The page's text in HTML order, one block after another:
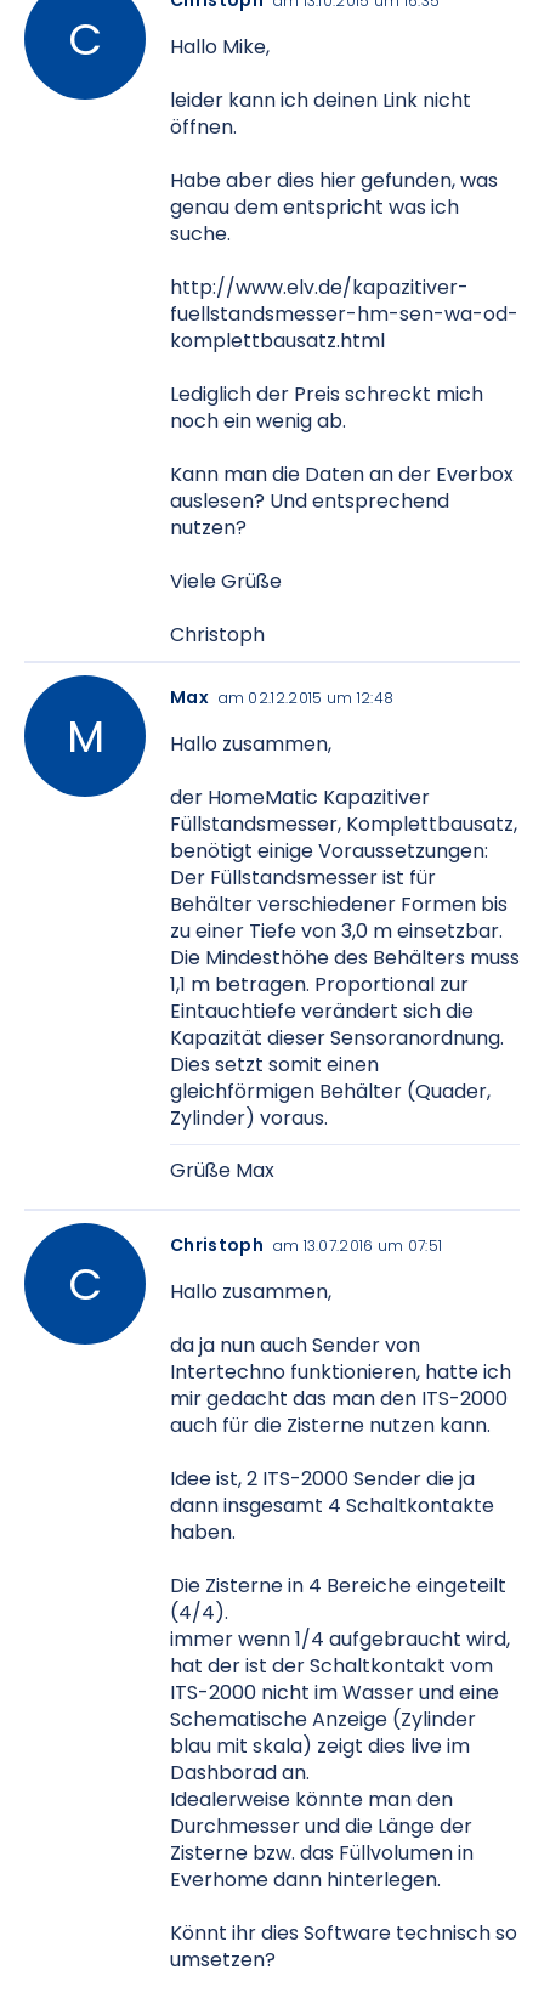
Hallo Mike,
leider kann ich deinen Link nicht
öffnen.
Habe aber dies hier gefunden, was
genau dem entspricht was ich
suche.
http://www.elv.de/kapazitiver-
fuellstandsmesser-hm-sen-wa-od-
komplettbausatz.html
Lediglich der Preis schreckt mich
noch ein wenig ab.
Kann man die Daten an der Everbox
auslesen? Und entsprechend
nutzen?
Viele Grüße
Christoph
Max am 02.12.2015 um 12:48
Hallo zusammen,
der HomeMatic Kapazitiver
Füllstandsmesser, Komplettbausatz,
benötigt einige Voraussetzungen:
Der Füllstandsmesser ist für
Behälter verschiedener Formen bis
zu einer Tiefe von 3,0 m einsetzbar.
Die Mindesthöhe des Behälters muss
1,1 m betragen. Proportional zur
Eintauchtiefe verändert sich die
Kapazität dieser Sensoranordnung.
Dies setzt somit einen
gleichförmigen Behälter (Quader,
Zylinder) voraus.
Grüße Max
Christoph am 13.07.2016 um 07:51
Hallo zusammen,
da ja nun auch Sender von
Intertechno funktionieren, hatte ich
mir gedacht das man den ITS-2000
auch für die Zisterne nutzen kann.
Idee ist, 2 ITS-2000 Sender die ja
dann insgesamt 4 Schaltkontakte
haben.
Die Zisterne in 4 Bereiche eingeteilt
(4/4).
immer wenn 1/4 aufgebraucht wird,
hat der ist der Schaltkontakt vom
ITS-2000 nicht im Wasser und eine
Schematische Anzeige (Zylinder
blau mit skala) zeigt dies live im
Dashborad an.
Idealerweise könnte man den
Durchmesser und die Länge der
Zisterne bzw. das Füllvolumen in
Everhome dann hinterlegen.
Könnt ihr dies Software technisch so
umsetzen?